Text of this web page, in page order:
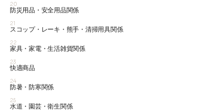
20
防災用品・安全用品関係
21
スコップ・レーキ・熊手・清掃用具関係
22
家具・家電・生活雑貨関係
23
快適商品
24
防暑・防寒関係
25
水道・園芸・衛生関係